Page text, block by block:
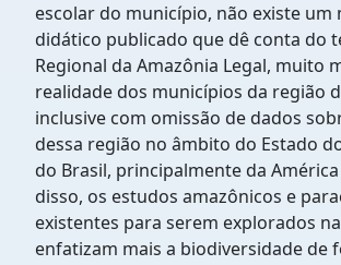
escolar do município, não existe um
didático publicado que dê conta do
Regional da Amazônia Legal, muito
realidade dos municípios da região
inclusive com omissão de dados
dessa região no âmbito do Estado
do Brasil, principalmente da América
disso, os estudos amazônicos e
existentes para serem explorados
enfatizam mais a biodiversidade de